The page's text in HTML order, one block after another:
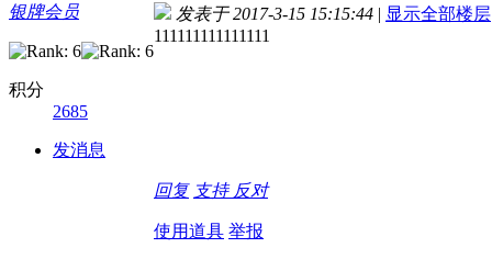
银牌会员
积分
2685
发消息
发表于 2017-3-15 15:15:44 | 显示全部楼层
111111111111111
回复 支持 反对
使用道具 举报